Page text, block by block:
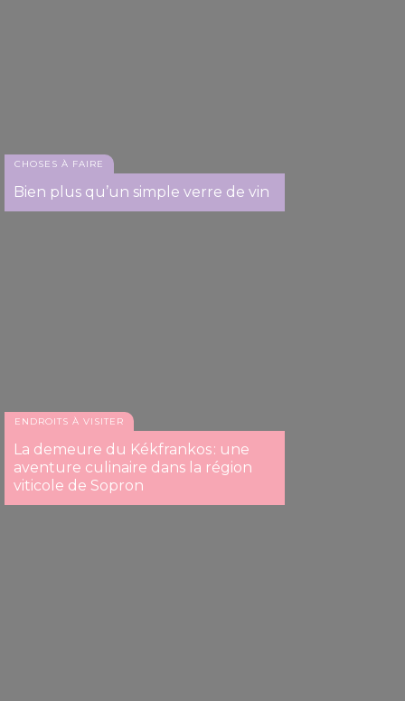
CHOSES À FAIRE
Bien plus qu’un simple verre de vin
ENDROITS À VISITER
La demeure du Kékfrankos : une
aventure culinaire dans la région
viticole de Sopron